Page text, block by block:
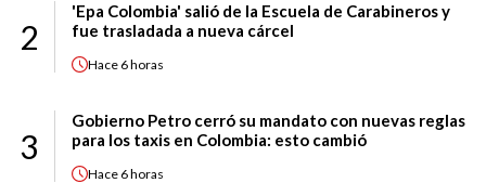
2
'Epa Colombia' salió de la Escuela de Carabineros y
fue trasladada a nueva cárcel
Hace 6 horas
3
Gobierno Petro cerró su mandato con nuevas reglas
para los taxis en Colombia: esto cambió
Hace 6 horas